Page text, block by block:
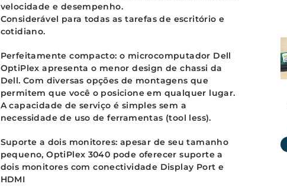
velocidade e desempenho.
Considerável para todas as tarefas de escritório e
cotidiano.
Perfeitamente compacto: o microcomputador Dell
OptiPlex apresenta o menor design de chassi da
Dell. Com diversas opções de montagens que
permitem que você o posicione em qualquer lugar.
A capacidade de serviço é simples sem a
necessidade de uso de ferramentas (tool less).
Suporte a dois monitores: apesar de seu tamanho
pequeno, OptiPlex 3040 pode oferecer suporte a
dois monitores com conectividade Display Port e
HDMI